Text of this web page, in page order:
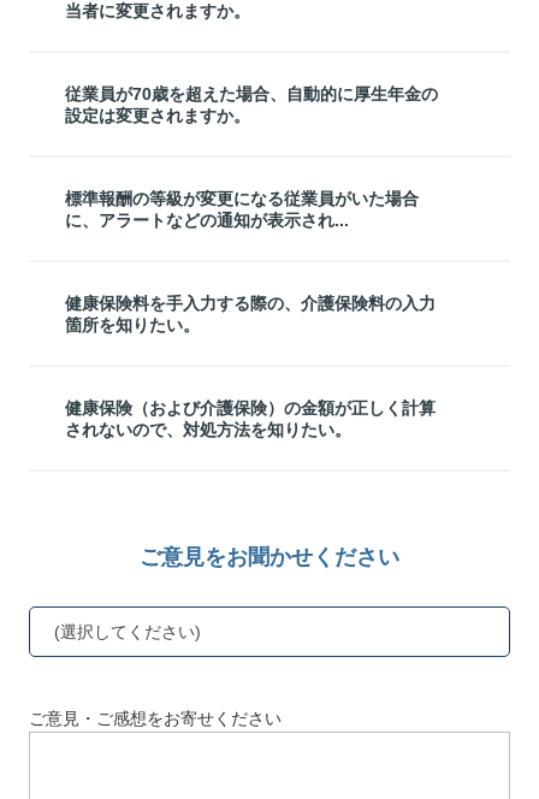
当者に変更されますか。
従業員が70歳を超えた場合、自動的に厚生年金の
設定は変更されますか。
標準報酬の等級が変更になる従業員がいた場合
に、アラートなどの通知が表示され...
健康保険料を手入力する際の、介護保険料の入力
箇所を知りたい。
健康保険（および介護保険）の金額が正しく計算
されないので、対処方法を知りたい。
ご意見をお聞かせください
(選択してください)
ご意見・ご感想をお寄せください